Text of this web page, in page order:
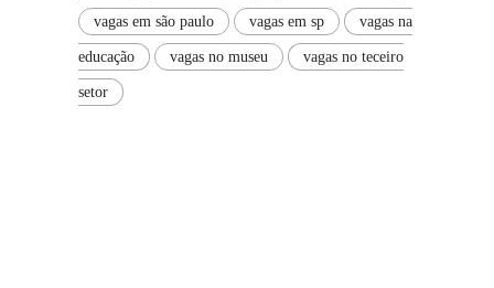
vagas em são paulo vagas em sp vagas na
educação vagas no museu vagas no teceiro
setor